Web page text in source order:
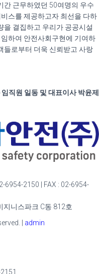
간 근무하였던 50여명의 우수
스를 제공하고자 최선을 다하
을 결집하고 우리가 공공시설
하여 안전사회구현에 기여하
들로부터 더욱 신뢰받고 사랑
임직원 일동 및 대표이사 박윤제
6954-2150 | FAX : 02-6954-
지니스파크 C동 812호
| admin